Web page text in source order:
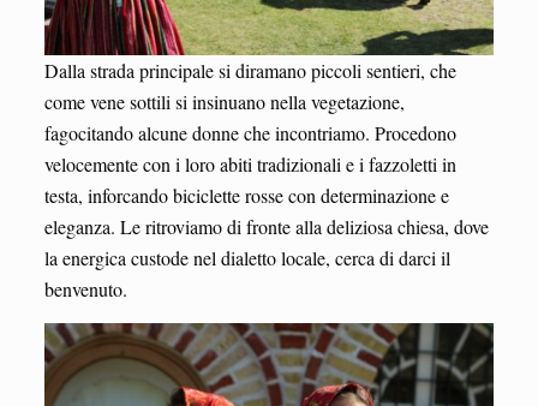
Dalla strada principale si diramano piccoli sentieri, che
come vene sottili si insinuano nella vegetazione,
fagocitando alcune donne che incontriamo. Procedono
velocemente con i loro abiti tradizionali e i fazzoletti in
testa, inforcando biciclette rosse con determinazione e
eleganza. Le ritroviamo di fronte alla deliziosa chiesa, dove
la energica custode nel dialetto locale, cerca di darci il
benvenuto.